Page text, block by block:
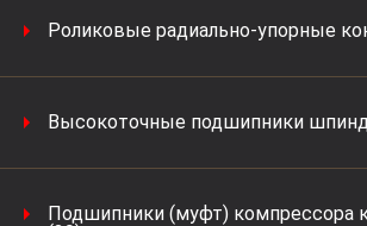
Роликовые радиально-упорные
Высокоточные подшипники
Подшипники (муфт) компрессора